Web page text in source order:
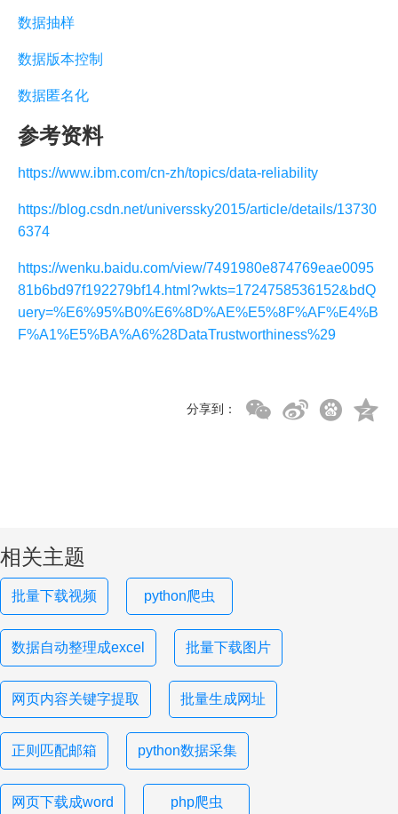
数据抽样
数据版本控制
数据匿名化
参考资料
https://www.ibm.com/cn-zh/topics/data-reliability
https://blog.csdn.net/universsky2015/article/details/13730
6374
https://wenku.baidu.com/view/7491980e874769eae0095
81b6bd97f192279bf14.html?wkts=1724758536152&bdQ
uery=%E6%95%B0%E6%8D%AE%E5%8F%AF%E4%B
F%A1%E5%BA%A6%28DataTrustworthiness%29
分享到：
相关主题
批量下载视频 python爬虫
数据自动整理成excel 批量下载图片
网页内容关键字提取 批量生成网址
正则匹配邮箱 python数据采集
网页下载成word php爬虫